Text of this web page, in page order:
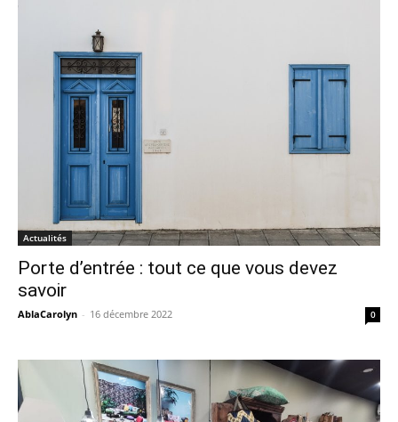
Actualités
Porte d’entrée : tout ce que vous devez
savoir
AblaCarolyn - 16 décembre 2022 0